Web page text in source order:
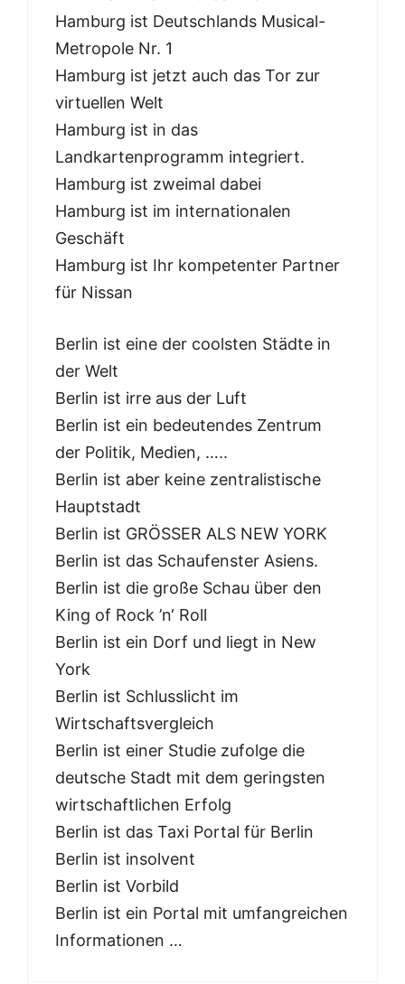
Hamburg ist Deutschlands Musical-
Metropole Nr. 1
Hamburg ist jetzt auch das Tor zur
virtuellen Welt
Hamburg ist in das
Landkartenprogramm integriert.
Hamburg ist zweimal dabei
Hamburg ist im internationalen
Geschäft
Hamburg ist Ihr kompetenter Partner
für Nissan
Berlin ist eine der coolsten Städte in
der Welt
Berlin ist irre aus der Luft
Berlin ist ein bedeutendes Zentrum
der Politik, Medien, …..
Berlin ist aber keine zentralistische
Hauptstadt
Berlin ist GRÖSSER ALS NEW YORK
Berlin ist das Schaufenster Asiens.
Berlin ist die große Schau über den
King of Rock ’n‘ Roll
Berlin ist ein Dorf und liegt in New
York
Berlin ist Schlusslicht im
Wirtschaftsvergleich
Berlin ist einer Studie zufolge die
deutsche Stadt mit dem geringsten
wirtschaftlichen Erfolg
Berlin ist das Taxi Portal für Berlin
Berlin ist insolvent
Berlin ist Vorbild
Berlin ist ein Portal mit umfangreichen
Informationen …